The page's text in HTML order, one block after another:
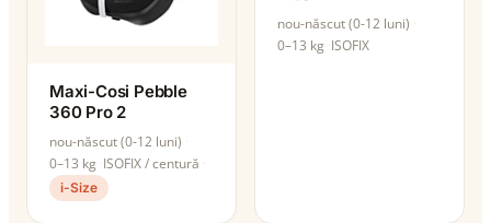
Maxi-Cosi Pebble
360 Pro 2
nou-născut (0-12 luni)
0–13 kg ISOFIX / centură
i-Size
nou-născut (0-12 luni)
0–13 kg ISOFIX